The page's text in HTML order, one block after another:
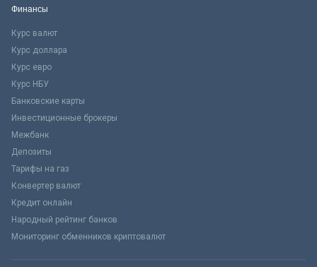
Финансы
Курс валют
Курс доллара
Курс евро
Курс НБУ
Банковские карты
Инвестиционные брокеры
Межбанк
Депозиты
Тарифы на газ
Конвертер валют
Кредит онлайн
Народный рейтинг банков
Мониторинг обменников криптовалют